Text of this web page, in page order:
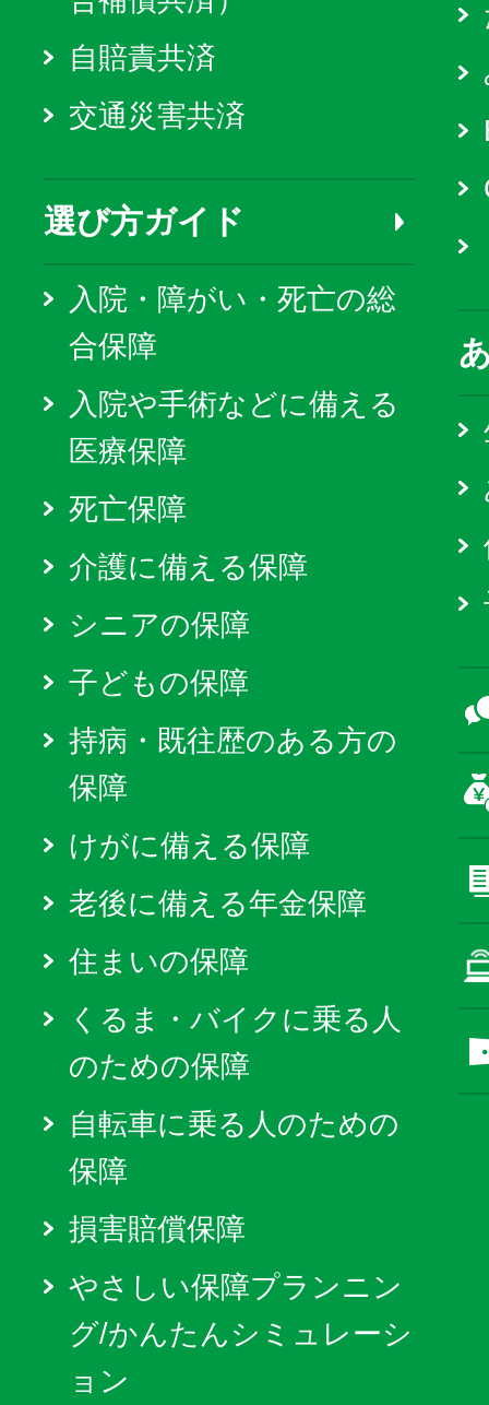
自賠責共済
交通災害共済
選び方ガイド
入院・障がい・死亡の総
合保障
入院や手術などに備える
医療保障
死亡保障
介護に備える保障
シニアの保障
子どもの保障
持病・既往歴のある方の
保障
けがに備える保障
老後に備える年金保障
住まいの保障
くるま・バイクに乗る人
のための保障
自転車に乗る人のための
保障
損害賠償保障
やさしい保障プランニン
グ/かんたんシミュレーシ
ョン